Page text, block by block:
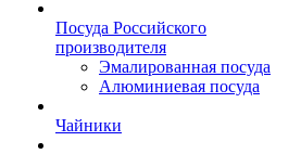
Посуда Российского
производителя
Эмалированная посуда
Алюминиевая посуда
Чайники